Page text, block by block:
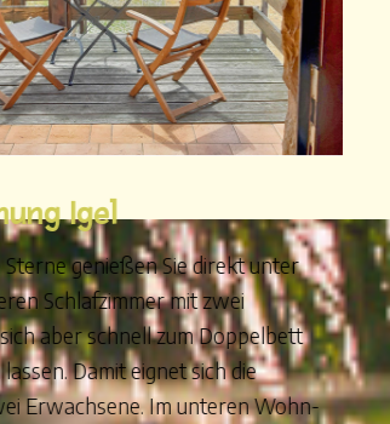
Igel
Sterne genießen Sie direkt unter
Schlafzimmer mit zwei
sich aber schnell zum Doppelbett
lassen. Damit eignet sich die
Erwachsene. Im unteren Wohn-